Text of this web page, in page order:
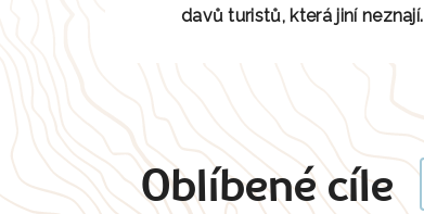
davů turistů, která jiní neznají.
Oblíbené cíle